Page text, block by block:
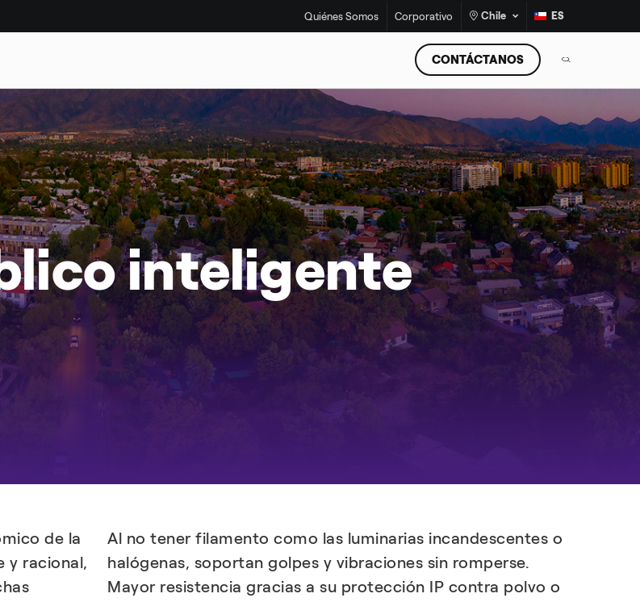
Quiénes Somos Corporativo Chile ES
CASOS DE ÉXITO
¡No más estufas a leña!
Programa de Recambio
DESCUBRIR MÁS
CONTÁCTANOS
inteligente
de la
y racional,
Al no tener filamento como las luminarias incandescentes o
halógenas, soportan golpes y vibraciones sin romperse.
Mayor resistencia gracias a su protección IP contra polvo o